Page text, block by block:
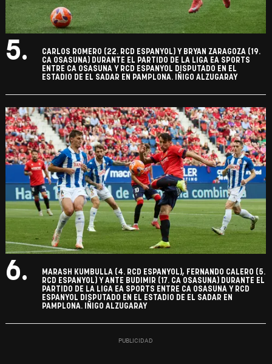
5.
CARLOS ROMERO (22. RCD ESPANYOL) Y BRYAN ZARAGOZA (19.
CA OSASUNA) DURANTE EL PARTIDO DE LA LIGA EA SPORTS
ENTRE CA OSASUNA Y RCD ESPANYOL DISPUTADO EN EL
ESTADIO DE EL SADAR EN PAMPLONA. IÑIGO ALZUGARAY
6.
MARASH KUMBULLA (4. RCD ESPANYOL), FERNANDO CALERO (5.
RCD ESPANYOL) Y ANTE BUDIMIR (17. CA OSASUNA) DURANTE EL
PARTIDO DE LA LIGA EA SPORTS ENTRE CA OSASUNA Y RCD
ESPANYOL DISPUTADO EN EL ESTADIO DE EL SADAR EN
PAMPLONA. IÑIGO ALZUGARAY